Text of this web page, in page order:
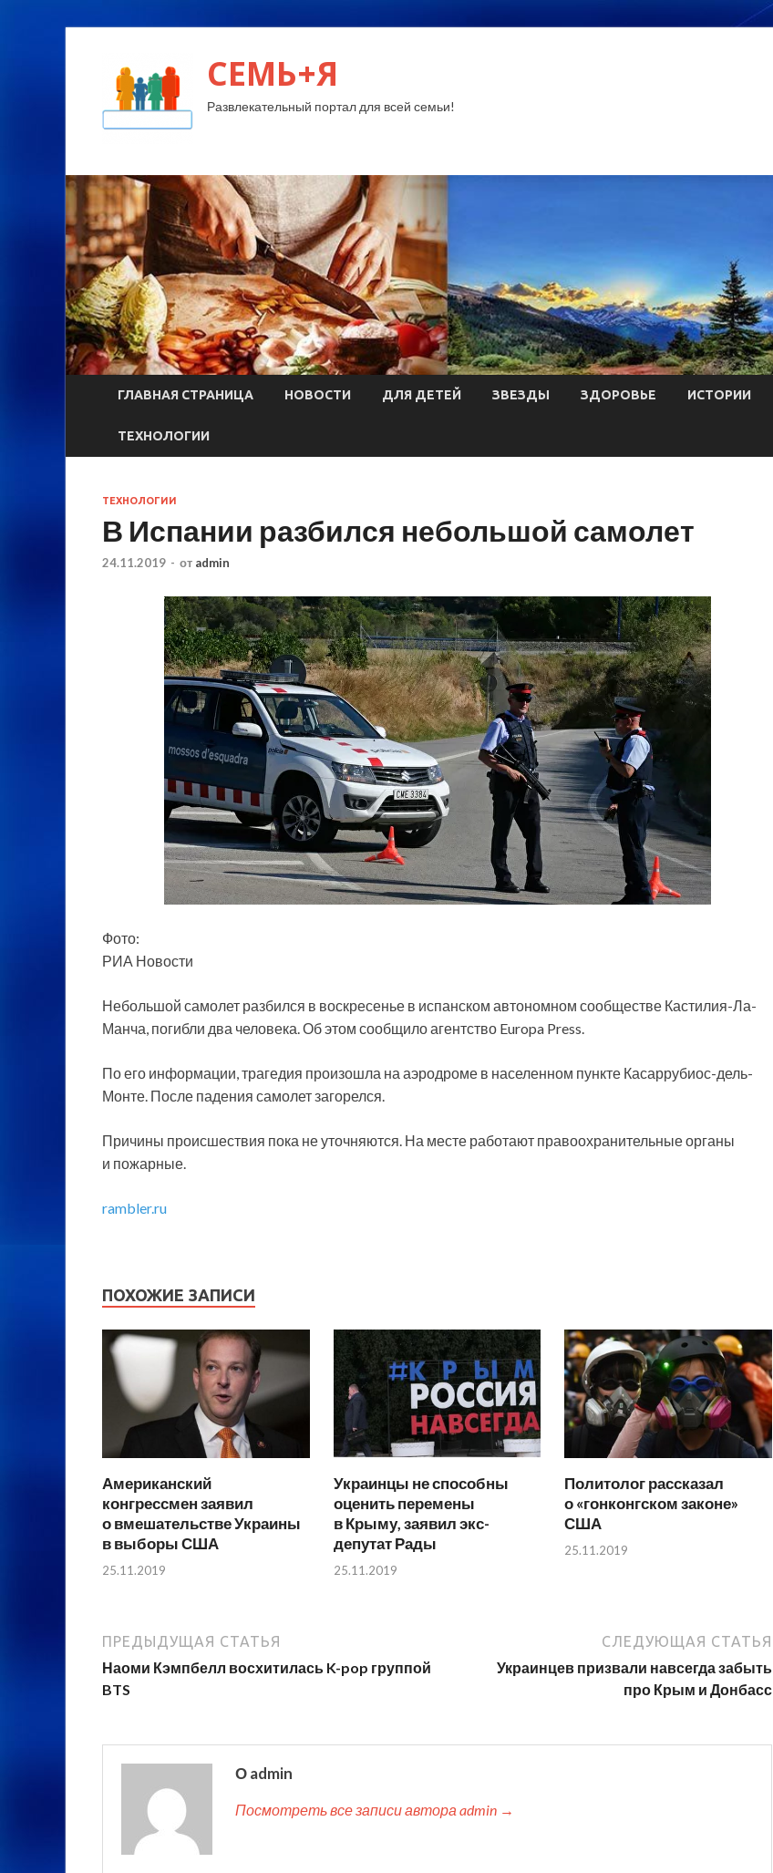
СЕМЬ+Я
Развлекательный портал для всей семьи!
ГЛАВНАЯ СТРАНИЦА НОВОСТИ ДЛЯ ДЕТЕЙ ЗВЕЗДЫ ЗДОРОВЬЕ ИСТОРИИ
ТЕХНОЛОГИИ
ТЕХНОЛОГИИ
В Испании разбился небольшой самолет
24.11.2019 - от admin
Фото:
РИА Новости
Небольшой самолет разбился в воскресенье в испанском автономном сообществе Кастилия-Ла-
Манча, погибли два человека. Об этом сообщило агентство Europa Press.
По его информации, трагедия произошла на аэродроме в населенном пункте Касаррубиос-дель-
Монте. После падения самолет загорелся.
Причины происшествия пока не уточняются. На месте работают правоохранительные органы
и пожарные.
rambler.ru
ПОХОЖИЕ ЗАПИСИ
Американский
конгрессмен заявил
о вмешательстве Украины
в выборы США
25.11.2019
Украинцы не способны
оценить перемены
в Крыму, заявил экс-
депутат Рады
25.11.2019
Политолог рассказал
о «гонконгском законе»
США
25.11.2019
ПРЕДЫДУЩАЯ СТАТЬЯ
Наоми Кэмпбелл восхитилась K-pop группой
BTS
СЛЕДУЮЩАЯ СТАТЬЯ
Украинцев призвали навсегда забыть
про Крым и Донбасс
О admin
Посмотреть все записи автора admin →